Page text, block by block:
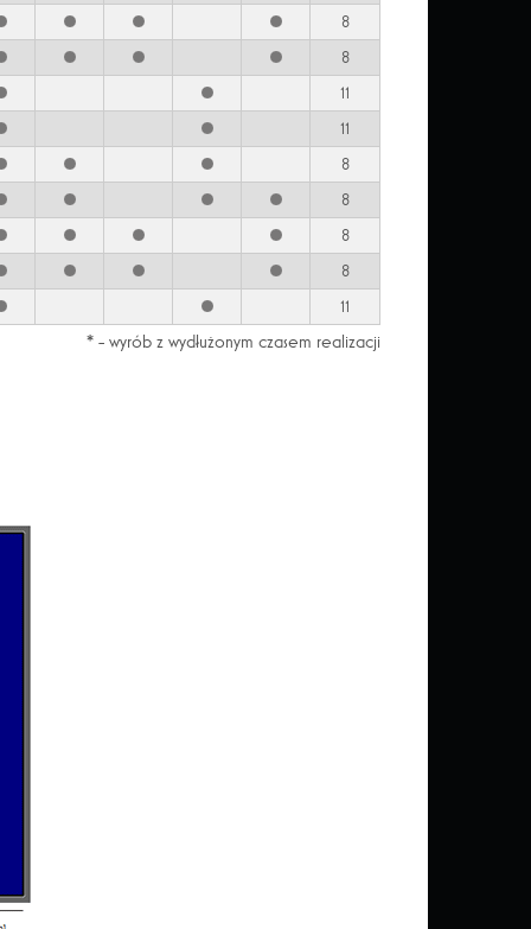
8
8
11
11
8
8
8
8
11
* - wyrób z wydłużonym czasem realizacji